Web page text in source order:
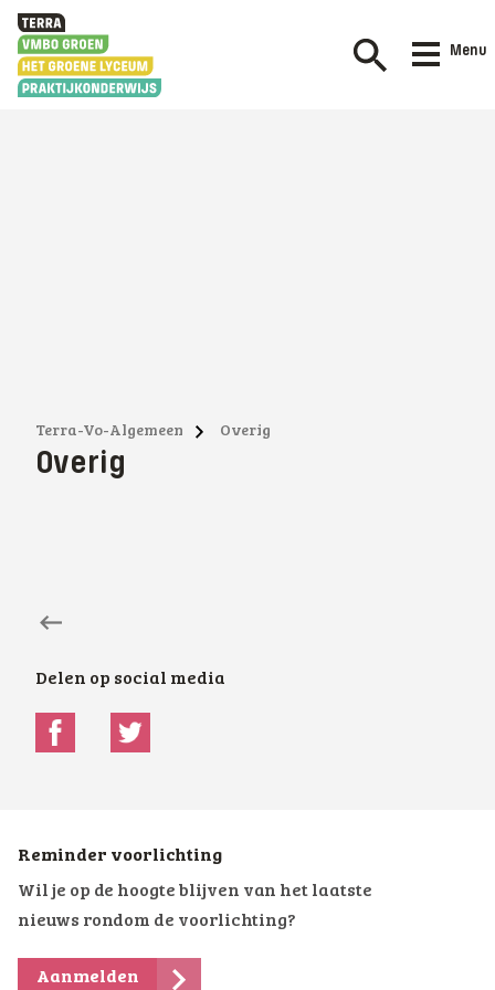
Menu
Terra-Vo-Algemeen Overig
Overig
Delen op social media
Reminder voorlichting
Wil je op de hoogte blijven van het laatste
nieuws rondom de voorlichting?
Aanmelden